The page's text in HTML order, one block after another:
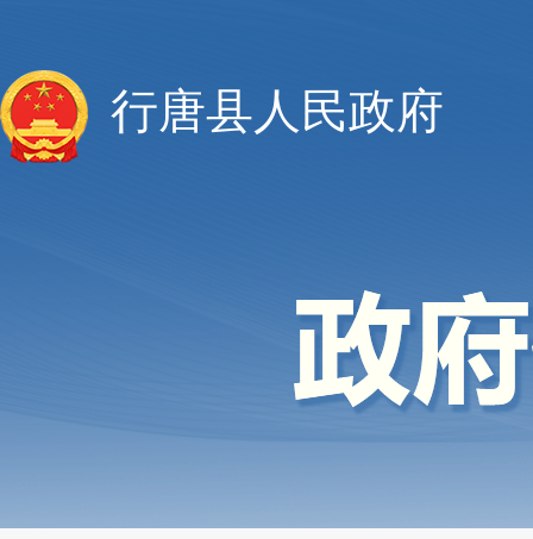
行唐县人民政府